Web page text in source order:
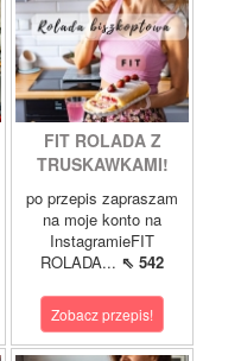
FIT ROLADA Z
TRUSKAWKAMI!
po przepis zapraszam
na moje konto na
InstagramieFIT
ROLADA... ⇖ 542
Zobacz przepis!